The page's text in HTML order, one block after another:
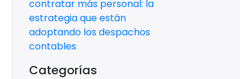
contratar más personal: la
estrategia que están
adoptando los despachos
contables
Categorías